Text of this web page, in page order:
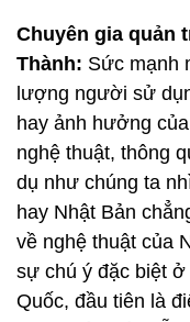
Chuyên gia quản
Thành: Sức mạnh
lượng người sử
hay ảnh hưởng
nghệ thuật, thông
dụ như chúng ta
hay Nhật Bản
về nghệ thuật của
sự chú ý đặc biệt
Quốc, đầu tiên là